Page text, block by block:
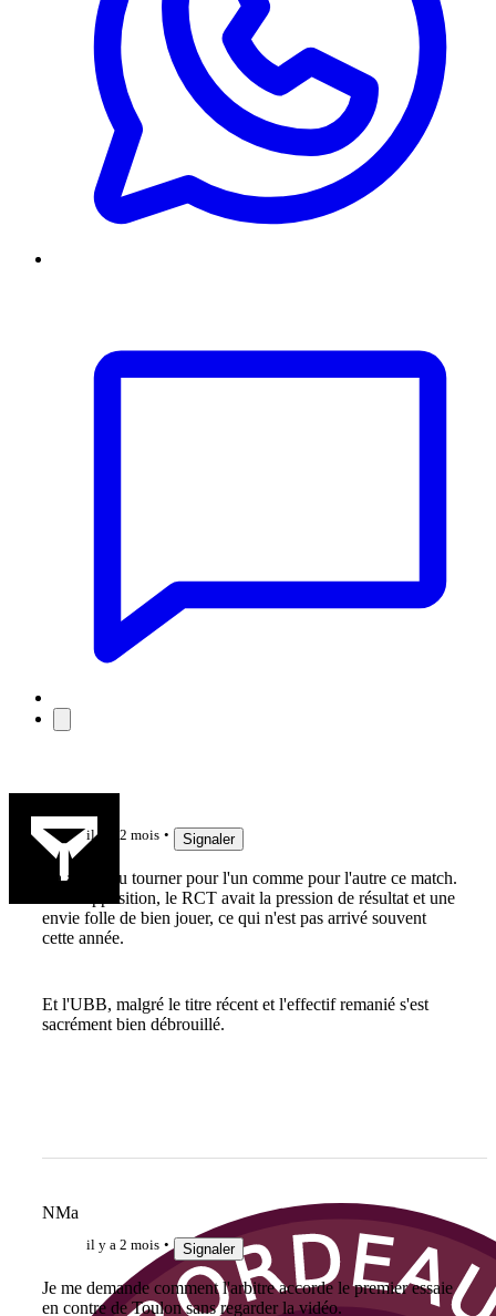
il y a 2 mois Signaler
Ca aurait pu tourner pour l'un comme pour l'autre ce match.
Belle opposition, le RCT avait la pression de résultat et une
envie folle de bien jouer, ce qui n'est pas arrivé souvent
cette année.
Et l'UBB, malgré le titre récent et l'effectif remanié s'est
sacrément bien débrouillé.
NMa
il y a 2 mois Signaler
Je me demande comment l'arbitre accorde le premier essaie
en contre de Toulon sans regarder la vidéo.